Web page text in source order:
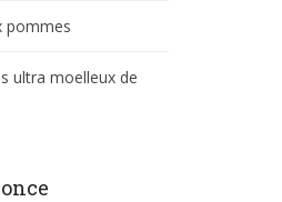
pommes
ultra moelleux de